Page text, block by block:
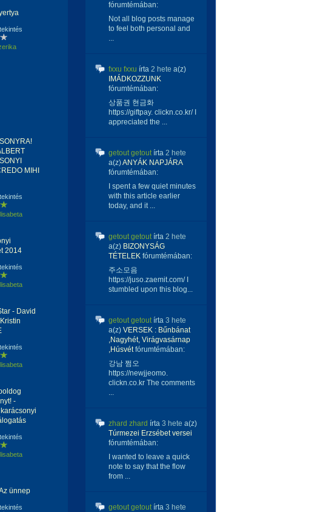
MIHI
2014
- David
-
ünnep
fórumtémában:
Not all blog posts manage
to feel both personal and
...
fxxu fxxu írta 2 hete a(z)
IMÁDKOZZUNK
fórumtémában:
상품권 현금화
https://giftpay. clickn.co.kr/ I
appreciated the ...
getout getoutírta 2 hete
a(z)ANYÁK NAPJÁRA
fórumtémában:
I spent a few quiet minutes
with this article earlier
today, and it ...
getout getoutírta 2 hete
a(z) BIZONYSÁG
TÉTELEK fórumtémában:
주소모음
https://juso.zaemit.com/ I
stumbled upon this blog...
getout getoutírta 3 hete
a(z) VERSEK : Bűnbánat
,Nagyhét, Virágvasárnap
,Húsvétfórumtémában:
강남 쩜오
https://newjjeomo.
clickn.co.kr The comments
...
zhard zhard írta 3 hete a(z)
Túrmezei Erzsébet versei
fórumtémában:
I wanted to leave a quick
note to say that the flow
from ...
getout getoutírta 3 hete